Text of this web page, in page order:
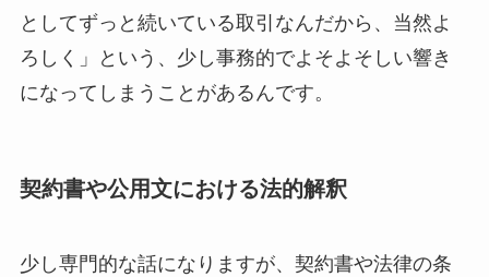
としてずっと続いている取引なんだから、当然よ
ろしく」という、少し事務的でよそよそしい響き
になってしまうことがあるんです。
契約書や公用文における法的解釈
少し専門的な話になりますが、契約書や法律の条